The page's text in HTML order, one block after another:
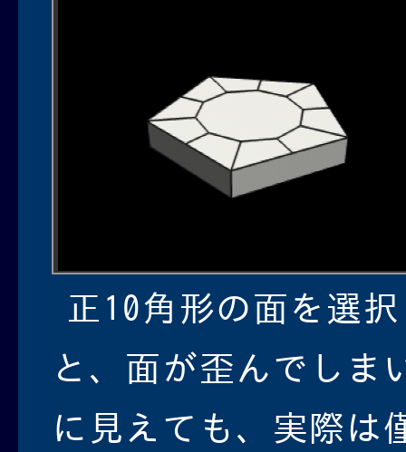
正10角形の面を選
と、面が歪んでしま
に見えても、実際は